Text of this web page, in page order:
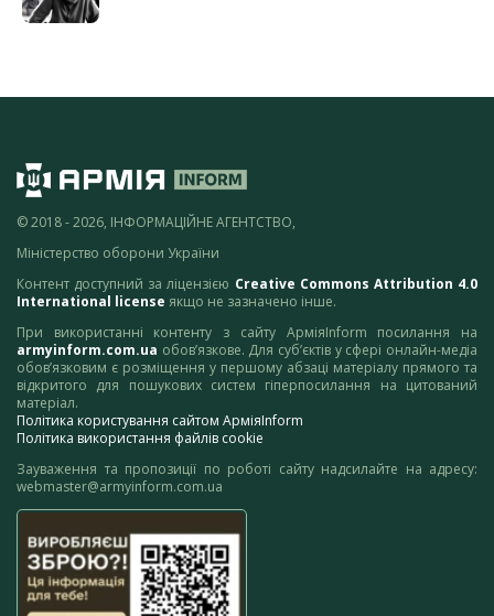
© 2018 - 2026, ІНФОРМАЦІЙНЕ АГЕНТСТВО,
Міністерство оборони України
Контент доступний за ліцензією Creative Commons Attribution 4.0
International license якщо не зазначено інше.
При використанні контенту з сайту АрміяInform посилання на
armyinform.com.ua обов’язкове. Для суб’єктів у сфері онлайн-медіа
обов’язковим є розміщення у першому абзаці матеріалу прямого та
відкритого для пошукових систем гіперпосилання на цитований
матеріал.
Політика користування сайтом АрміяInform
Політика використання файлів cookie
Зауваження та пропозиції по роботі сайту надсилайте на адресу:
webmaster@armyinform.com.ua